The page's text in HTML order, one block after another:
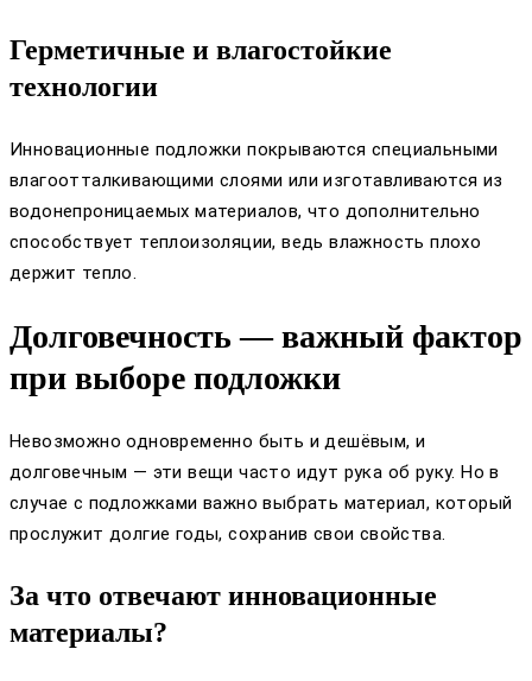
Герметичные и влагостойкие
технологии
Инновационные подложки покрываются специальными
влагоотталкивающими слоями или изготавливаются из
водонепроницаемых материалов, что дополнительно
способствует теплоизоляции, ведь влажность плохо
держит тепло.
Долговечность — важный фактор
при выборе подложки
Невозможно одновременно быть и дешёвым, и
долговечным — эти вещи часто идут рука об руку. Но в
случае с подложками важно выбрать материал, который
прослужит долгие годы, сохранив свои свойства.
За что отвечают инновационные
материалы?